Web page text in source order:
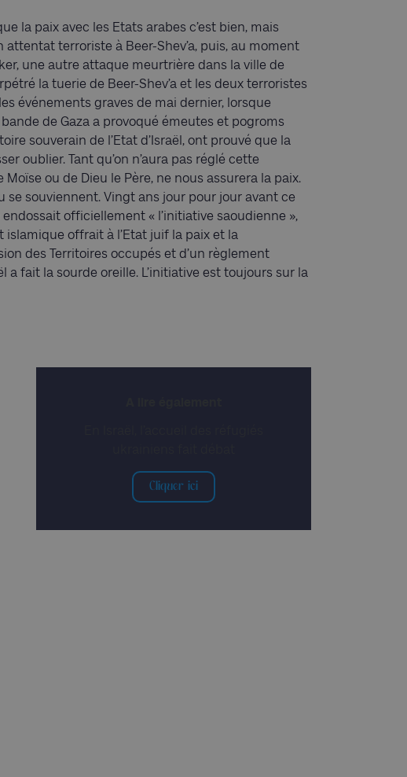
la paix avec les Etats arabes c’est bien, mais
terroriste à Beer-Shev’a, puis, au moment
une autre attaque meurtrière dans la ville de
la tuerie de Beer-Shev’a et les deux terroristes
événements graves de mai dernier, lorsque
de Gaza a provoqué émeutes et pogroms
souverain de l’Etat d’Israël, ont prouvé que la
oublier. Tant qu’on n’aura pas réglé cette
ou de Dieu le Père, ne nous assurera la paix.
se souviennent. Vingt ans jour pour jour avant ce
officiellement « l’initiative saoudienne »,
offrait à l’Etat juif la paix et la
des Territoires occupés et d’un règlement
a fait la sourde oreille. L’initiative est toujours sur la
Cliquer ici